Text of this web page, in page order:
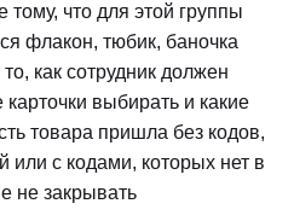
что для этой группы
флакон, тюбик, баночка
как сотрудник должен
выбирать и какие
товара пришла без кодов,
или с кодами, которых нет в
не закрывать